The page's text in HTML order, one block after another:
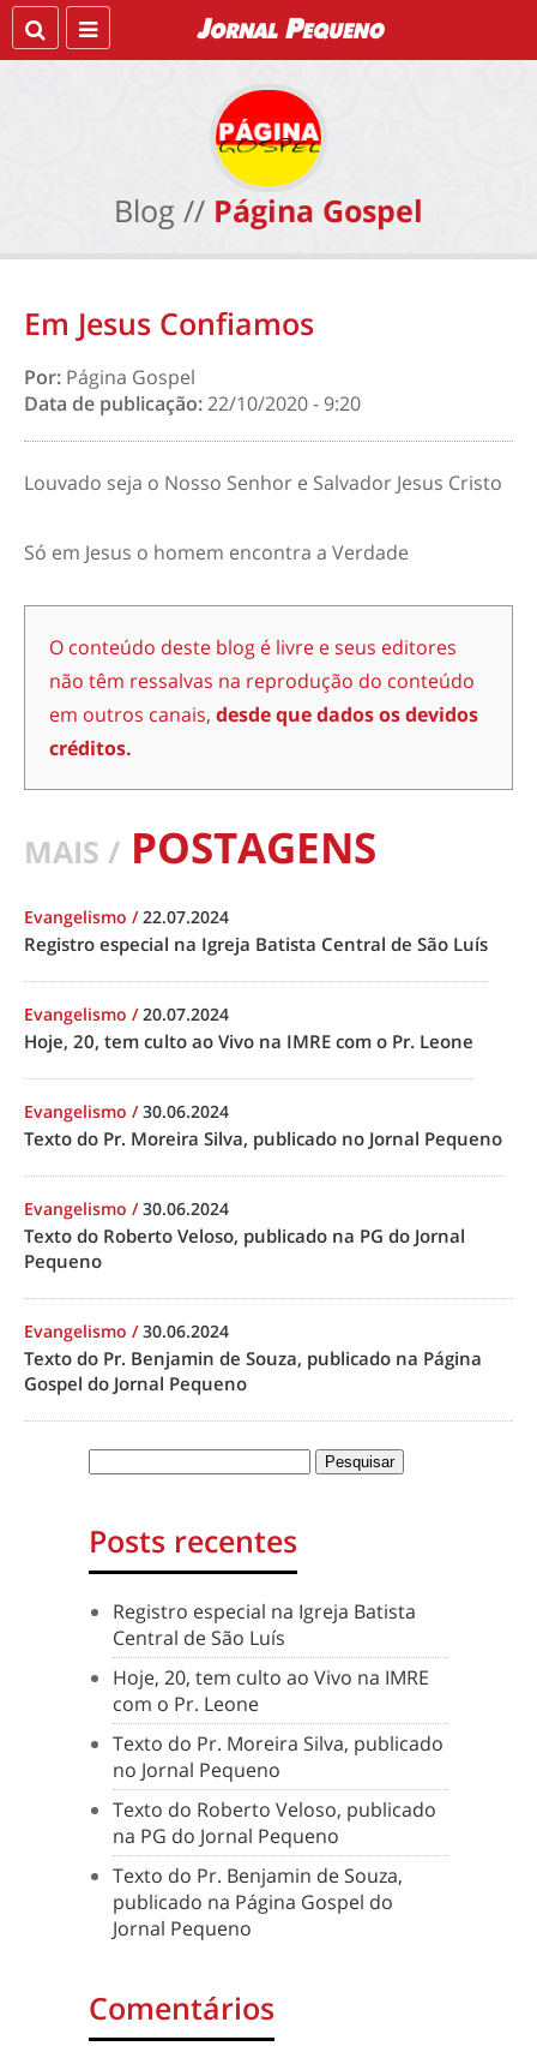
Blog // Página Gospel
Em Jesus Confiamos
Por: Página Gospel
Data de publicação:22/10/2020 - 9:20
Louvado seja o Nosso Senhor e Salvador Jesus Cristo
Só em Jesus o homem encontra a Verdade
O conteúdo deste blog é livre e seus editores
não têm ressalvas na reprodução do conteúdo
em outros canais, desde que dados os devidos
créditos.
MAIS / POSTAGENS
Evangelismo /22.07.2024
Registro especial na Igreja Batista Central de São Luís
Evangelismo /20.07.2024
Hoje, 20, tem culto ao Vivo na IMRE com o Pr. Leone
Evangelismo /30.06.2024
Texto do Pr. Moreira Silva, publicado no Jornal Pequeno
Evangelismo /30.06.2024
Texto do Roberto Veloso, publicado na PG do Jornal
Pequeno
Evangelismo /30.06.2024
Texto do Pr. Benjamin de Souza, publicado na Página
Gospel do Jornal Pequeno
Posts recentes
Registro especial na Igreja Batista
Central de São Luís
Hoje, 20, tem culto ao Vivo na IMRE
com o Pr. Leone
Texto do Pr. Moreira Silva, publicado
no Jornal Pequeno
Texto do Roberto Veloso, publicado
na PG do Jornal Pequeno
Texto do Pr. Benjamin de Souza,
publicado na Página Gospel do
Jornal Pequeno
Comentários